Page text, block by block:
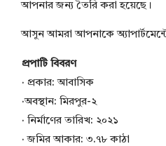
আপনার জন্য তৈরি করা হয়েছে।
আসুন আমরা আপনাকে
প্রপাটি বিবরণ
· প্রকার: আবাসিক
·অবস্থান: মিরপুর-২
· নির্মাণের তারিখ: ২০২১
· জমির আকার: ৩.৭৮ কাঠা